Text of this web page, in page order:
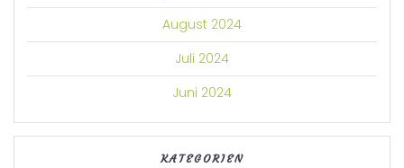
August 2024
Juli 2024
Juni 2024
KATEGORIEN